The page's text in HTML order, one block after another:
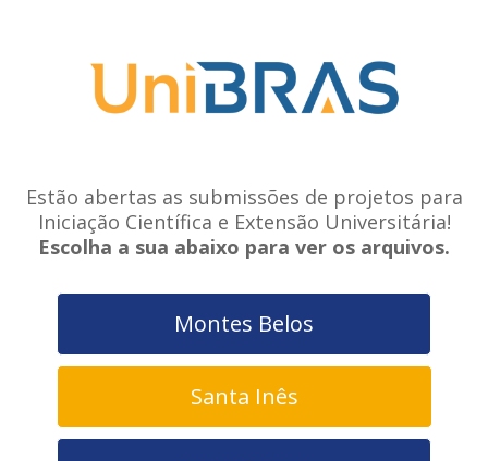
Estão abertas as submissões de projetos para
Iniciação Científica e Extensão Universitária!
Escolha a sua abaixo para ver os arquivos.
Montes Belos
Santa Inês